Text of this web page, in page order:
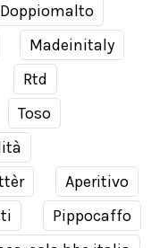
Doppiomalto
Madeinitaly
Rtd
Toso
Aperitivo
Pippocaffo